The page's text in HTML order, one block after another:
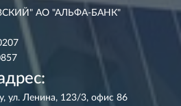
АО "АЛЬФА-БАНК"
ул. Ленина, 123/3, офис 86